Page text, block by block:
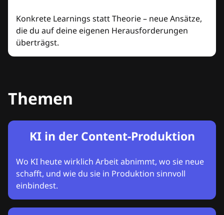
Konkrete Learnings statt Theorie – neue Ansätze,
die du auf deine eigenen Herausforderungen
überträgst.
Themen
KI in der Content-Produktion
Wo KI heute wirklich Arbeit abnimmt, wo sie neue
schafft, und wie du sie in Produktion sinnvoll
einbindest.